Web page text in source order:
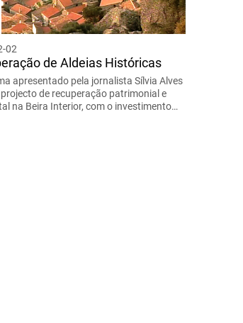
02
de Aldeias Históricas
apresentado pela jornalista Sílvia Alves
de recuperação patrimonial e
na Beira Interior, com o investimento…